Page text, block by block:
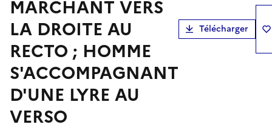
MARCHANT VERS
LA DROITE AU
RECTO ; HOMME
S'ACCOMPAGNANT
D'UNE LYRE AU
VERSO
Télécharger